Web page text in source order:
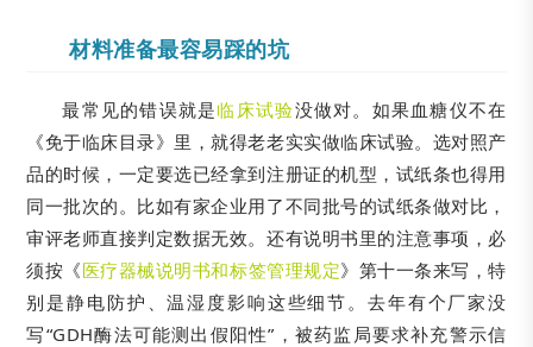
材料准备最容易踩的坑
最常见的错误就是临床试验没做对。如果血糖仪不在
《免于临床目录》里，就得老老实实做临床试验。选对照产
品的时候，一定要选已经拿到注册证的机型，试纸条也得用
同一批次的。比如有家企业用了不同批号的试纸条做对比，
审评老师直接判定数据无效。还有说明书里的注意事项，必
须按《医疗器械说明书和标签管理规定》第十一条来写，特
别是静电防护、温湿度影响这些细节。去年有个厂家没
写“GDH酶法可能测出假阳性”，被药监局要求补充警示信